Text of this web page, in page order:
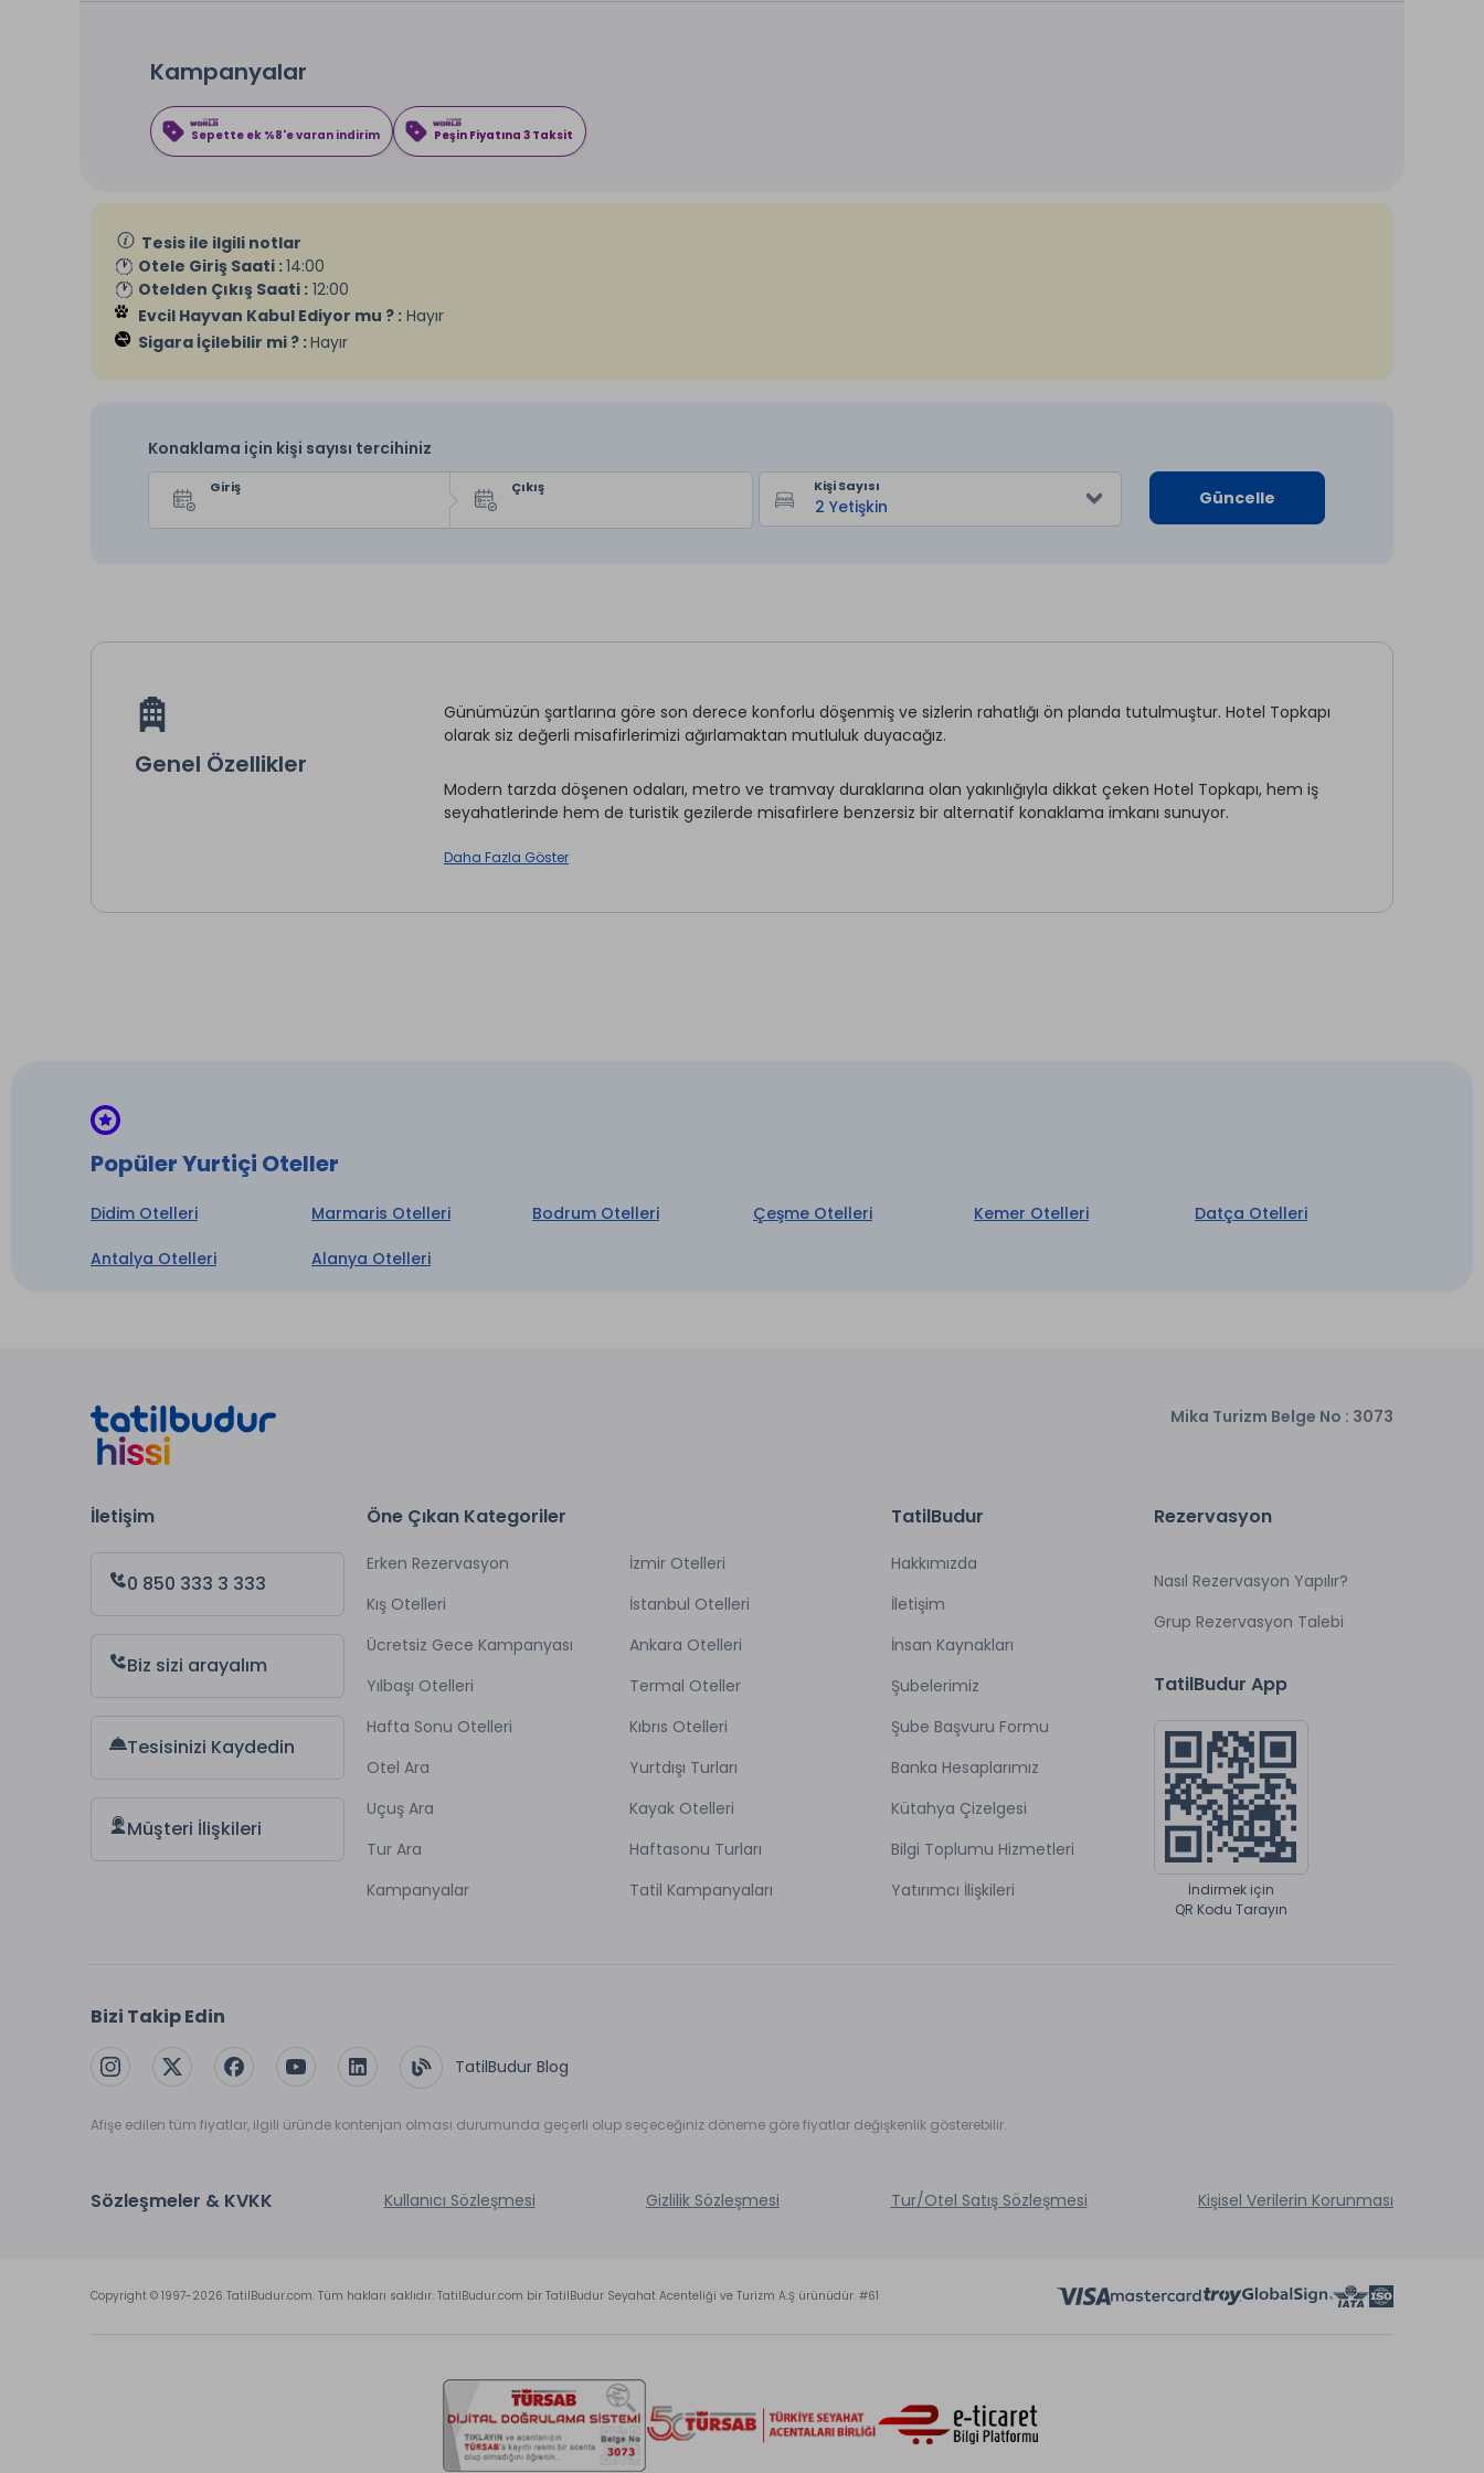
Kampanyalar
Sepette ek %8'e varan indirim Peşin Fiyatına 3 Taksit
Tesis ile ilgili notlar
Otele Giriş Saati :14:00
Otelden Çıkış Saati : 12:00
Evcil Hayvan Kabul Ediyor mu ? : Hayır
Sigara İçilebilir mi ? :Hayır
Konaklama için kişi sayısı tercihiniz
Giriş Çıkış Kişi Sayısı
Güncelle
Genel Özellikler
Günümüzün şartlarına göre son derece konforlu döşenmiş ve sizlerin rahatlığı ön planda tutulmuştur. Hotel Topkapı
olarak siz değerli misafirlerimizi ağırlamaktan mutluluk duyacağız.
Modern tarzda döşenen odaları, metro ve tramvay duraklarına olan yakınlığıyla dikkat çeken Hotel Topkapı, hem iş
seyahatlerinde hem de turistik gezilerde misafirlere benzersiz bir alternatif konaklama imkanı sunuyor.
Daha Fazla Göster
Popüler Yurtiçi Oteller
Didim Otelleri Marmaris Otelleri Bodrum Otelleri Çeşme Otelleri Kemer Otelleri Datça Otelleri
Antalya Otelleri Alanya Otelleri
Mika Turizm Belge No : 3073
İletişim
0 850 333 3 333
Biz sizi arayalım
Tesisinizi Kaydedin
Müşteri İlişkileri
Öne Çıkan Kategoriler
Erken Rezervasyon
Kış Otelleri
Ücretsiz Gece Kampanyası
Yılbaşı Otelleri
Hafta Sonu Otelleri
Otel Ara
Uçuş Ara
Tur Ara
Kampanyalar
İzmir Otelleri
İstanbul Otelleri
Ankara Otelleri
Termal Oteller
Kıbrıs Otelleri
Yurtdışı Turları
Kayak Otelleri
Haftasonu Turları
Tatil Kampanyaları
TatilBudur
Hakkımızda
İletişim
İnsan Kaynakları
Şubelerimiz
Şube Başvuru Formu
Banka Hesaplarımız
Kütahya Çizelgesi
Bilgi Toplumu Hizmetleri
Yatırımcı İlişkileri
Rezervasyon
Nasıl Rezervasyon Yapılır?
Grup Rezervasyon Talebi
TatilBudur App
İndirmek için
QR Kodu Tarayın
Bizi Takip Edin
TatilBudur Blog
Afişe edilen tüm fiyatlar, ilgili üründe kontenjan olması durumunda geçerli olup seçeceğiniz döneme göre fiyatlar değişkenlik gösterebilir.
Sözleşmeler & KVKK Kullanıcı Sözleşmesi Gizlilik Sözleşmesi Tur/Otel Satış Sözleşmesi Kişisel Verilerin Korunması
Copyright © 1997-2026 TatilBudur.com. Tüm hakları saklıdır. TatilBudur.com bir TatilBudur Seyahat Acenteliği ve Turizm A.Ş ürünüdür. #61